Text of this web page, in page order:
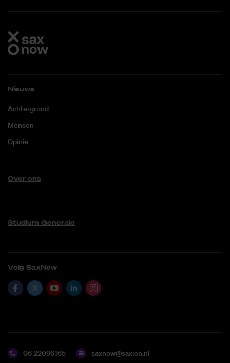
Nieuws
Achtergrond
Mensen
Opinie
Over ons
Studium Generale
Volg SaxNow
06 22096165 saxnow@saxion.nl